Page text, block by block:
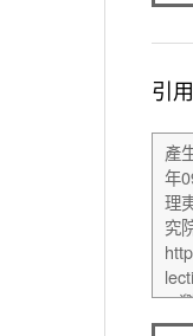
引用